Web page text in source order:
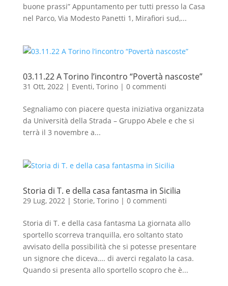
buone prassi” Appuntamento per tutti presso la Casa
nel Parco, Via Modesto Panetti 1, Mirafiori sud,...
03.11.22 A Torino l’incontro “Povertà nascoste”
31 Ott, 2022| Eventi, Torino| 0 commenti
Segnaliamo con piacere questa iniziativa organizzata
da Università della Strada – Gruppo Abele e che si
terrà il 3 novembre a...
Storia di T. e della casa fantasma in Sicilia
29 Lug, 2022| Storie, Torino| 0 commenti
Storia di T. e della casa fantasma La giornata allo
sportello scorreva tranquilla, ero soltanto stato
avvisato della possibilità che si potesse presentare
un signore che diceva…. di averci regalato la casa.
Quando si presenta allo sportello scopro che è...